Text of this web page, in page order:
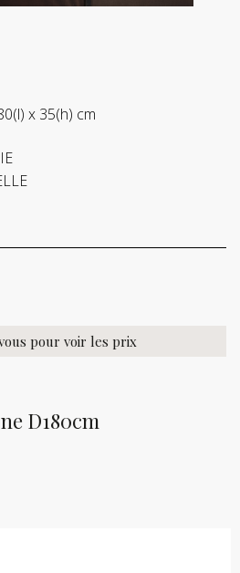
D180cm
x 35(h) cm
pour voir les prix